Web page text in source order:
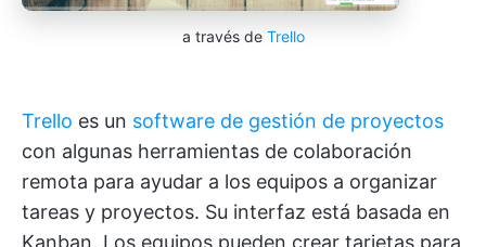
a través de Trello
Trello es un software de gestión de proyectos
con algunas herramientas de colaboración
remota para ayudar a los equipos a organizar
tareas y proyectos. Su interfaz está basada en
Kanban. Los equipos pueden crear tarjetas para